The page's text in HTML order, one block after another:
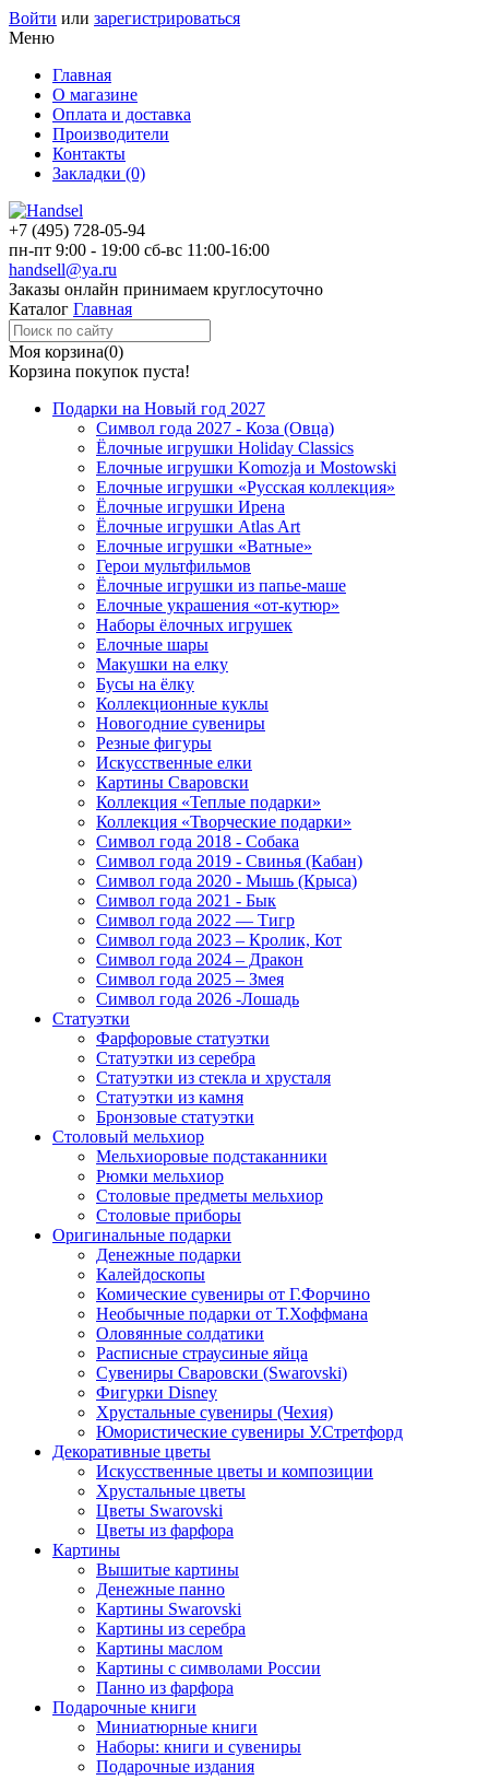
Войти или зарегистрироваться
Меню
Главная
О магазине
Оплата и доставка
Производители
Контакты
Закладки (0)
+7 (495) 728-05-94
пн-пт 9:00 - 19:00 сб-вс 11:00-16:00
handsell@ya.ru
Заказы онлайн принимаем круглосуточно
Каталог Главная
Моя корзина(0)
Корзина покупок пуста!
Подарки на Новый год 2027
Символ года 2027 - Коза (Овца)
Ёлочные игрушки Holiday Classics
Елочные игрушки Komozja и Mostowski
Елочные игрушки «Русская коллекция»
Ёлочные игрушки Ирена
Ёлочные игрушки Atlas Art
Елочные игрушки «Ватные»
Герои мультфильмов
Ёлочные игрушки из папье-маше
Елочные украшения «от-кутюр»
Наборы ёлочных игрушек
Елочные шары
Макушки на елку
Бусы на ёлку
Коллекционные куклы
Новогодние сувениры
Резные фигуры
Искусственные елки
Картины Сваровски
Коллекция «Теплые подарки»
Коллекция «Творческие подарки»
Символ года 2018 - Собака
Символ года 2019 - Свинья (Кабан)
Символ года 2020 - Мышь (Крыса)
Символ года 2021 - Бык
Символ года 2022 — Тигр
Символ года 2023 – Кролик, Кот
Символ года 2024 – Дракон
Символ года 2025 – Змея
Символ года 2026 -Лошадь
Статуэтки
Фарфоровые статуэтки
Статуэтки из серебра
Статуэтки из стекла и хрусталя
Статуэтки из камня
Бронзовые статуэтки
Столовый мельхиор
Мельхиоровые подстаканники
Рюмки мельхиор
Столовые предметы мельхиор
Столовые приборы
Оригинальные подарки
Денежные подарки
Калейдоскопы
Комические сувениры от Г.Форчино
Необычные подарки от Т.Хоффмана
Оловянные солдатики
Расписные страусиные яйца
Сувениры Сваровски (Swarovski)
Фигурки Disney
Хрустальные сувениры (Чехия)
Юмористические сувениры У.Стретфорд
Декоративные цветы
Искусственные цветы и композиции
Хрустальные цветы
Цветы Swarovski
Цветы из фарфора
Картины
Вышитые картины
Денежные панно
Картины Swarovski
Картины из серебра
Картины маслом
Картины с символами России
Панно из фарфора
Подарочные книги
Миниатюрные книги
Наборы: книги и сувениры
Подарочные издания